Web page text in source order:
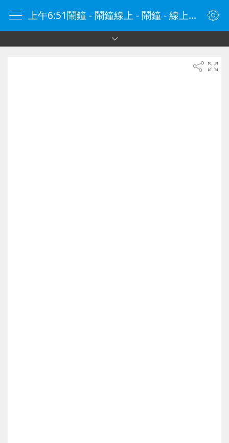
上午6:51鬧鐘 - 鬧鐘線上 - 鬧鐘 - 線上鬧鐘 - 在線鬧鐘 - 鬧鐘在線 - naozhong.tw